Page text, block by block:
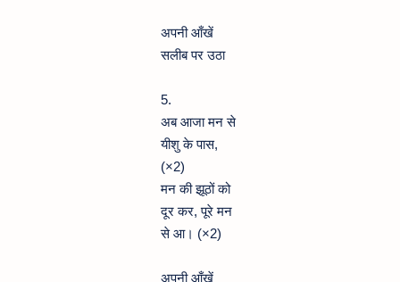
अपनी आँखें
सलीब पर उठा
5.
अब आजा मन से
यीशु के पास,
(×2)
मन की झूठों को
दूर कर, पूरे मन
से आ। (×2)
अपनी आँखें